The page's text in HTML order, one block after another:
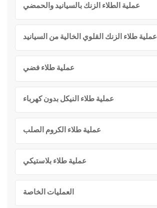
عملية الطلاء الزنك بالسيانيد والحمضي
عملية طلاء الزنك القلوي الخالية من السيانيد
عملية طلاء فضي
عملية طلاء النيكل بدون كهرباء
عملية طلاء الكروم الصلب
عملية طلاء بلاستيكي
العمليات الخاصة